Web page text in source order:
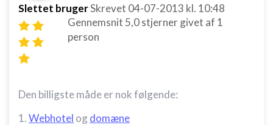
Slettet brugerSkrevet 04-07-2013 kl. 10:48
Gennemsnit 5,0stjerner givet af 1
person
Den billigste måde er nok følgende:
1.Webhotel og domæne